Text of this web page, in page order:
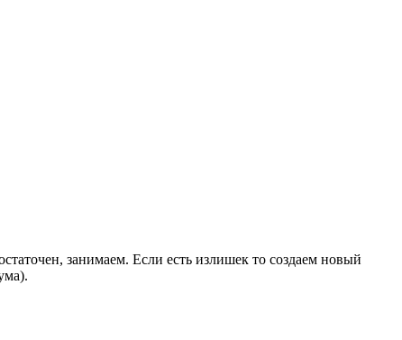
занимаем. Если есть излишек то создаем новый